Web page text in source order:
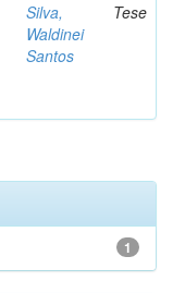
Silva,
Waldinei
Santos
Tese
1